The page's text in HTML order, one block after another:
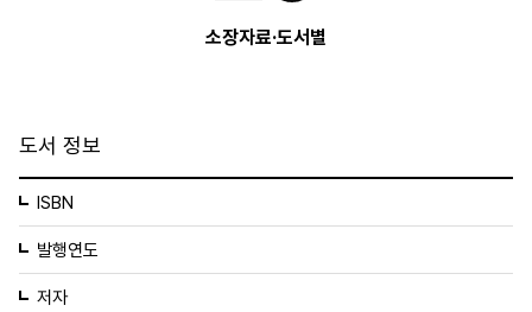
소장자료·도서별
도서 정보
ISBN
발행연도
저자